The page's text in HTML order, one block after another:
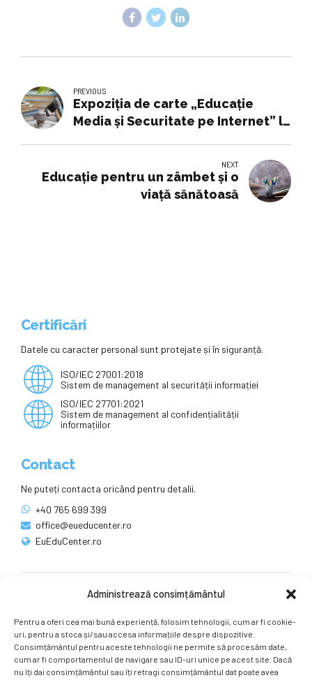
Administrează consimțământul
Pentru a oferi cea mai bună experiență, folosim tehnologii, cum ar fi cookie-
uri, pentru a stoca și/sau accesa informațiile despre dispozitive.
Consimțământul pentru aceste tehnologii ne permite să procesăm date,
cum ar fi comportamentul de navigare sau ID-uri unice pe acest site. Dacă
nu îți dai consimțământul sau îți retragi consimțământul dat poate avea
PREVIOUS
Expoziția de carte „Educație
Media și Securitate pe Internet” la
NEXT
Educație pentru un zâmbet şi o
viaţă sănătoasă
Certificări
Datele cu caracter personal sunt protejate și în siguranță.
ISO/IEC 27001:2018
Sistem de management al securității informației
ISO/IEC 27701:2021
Sistem de management al confidențialității
informațiilor
Contact
Ne puteți contacta oricând pentru detalii.
+40 765 699 399
office@eueducenter.ro
EuEduCenter.ro
Ne puteți găsi și pe rețelele sociale.